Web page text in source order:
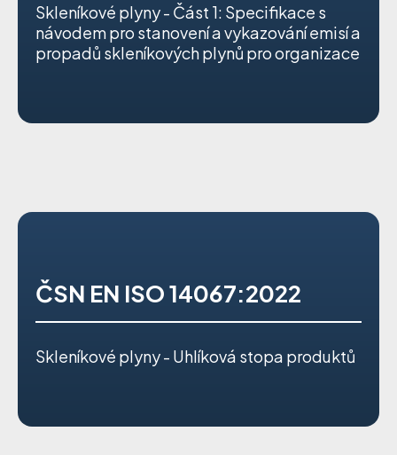
Skleníkové plyny - Část 1: Specifikace s
návodem pro stanovení a vykazování emisí a
propadů skleníkových plynů pro organizace
ČSN EN ISO 14067:2022
Skleníkové plyny - Uhlíková stopa produktů